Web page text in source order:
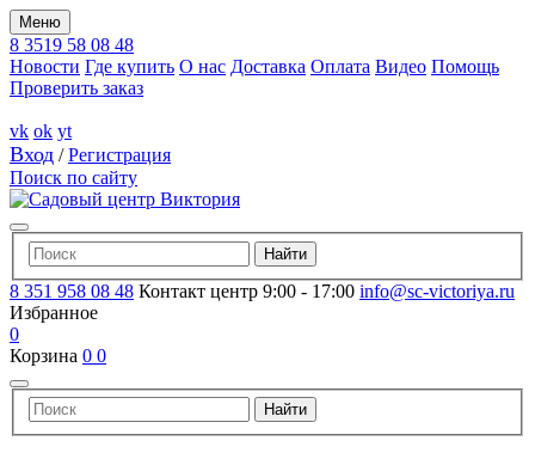
Меню
8 3519 58 08 48
Новости Где купить О нас Доставка Оплата Видео Помощь
Проверить заказ
vk ok yt
Вход /Регистрация
Поиск по сайту
8 351 958 08 48 Контакт центр 9:00 - 17:00 info@sc-victoriya.ru
Избранное
0
Корзина 0 0